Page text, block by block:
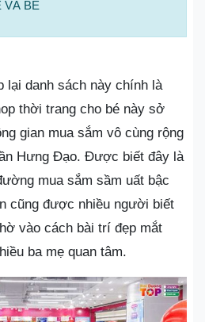
VÀ BÉ
lại danh sách này chính là
thời trang cho bé này sở
gian mua sắm vô cùng rộng
Hưng Đạo. Được biết đây là
mua sắm sầm uất bậc
cũng được nhiều người biết
vào cách bài trí đẹp mắt
ba mẹ quan tâm.